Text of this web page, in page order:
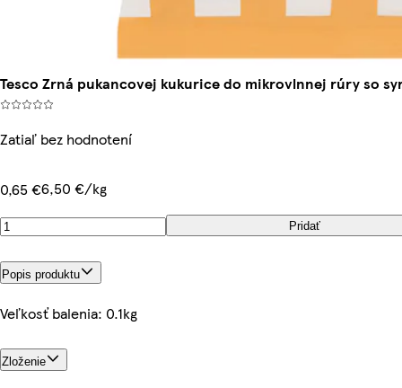
Tesco Zrná pukancovej kukurice do mikrovlnnej rúry so
Zatiaľ bez hodnotení
0,65 €6,50 €/kg
Pridať
Popis produktu
Veľkosť balenia: 0.1kg
Zloženie